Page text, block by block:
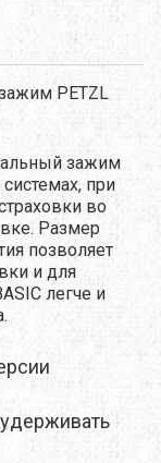
PETZL
зажим
при
во
Размер
позволяет
и для
легче и